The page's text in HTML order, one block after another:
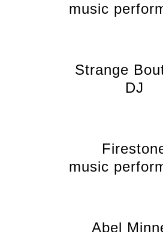
music
Strange
DJ
music
Abel